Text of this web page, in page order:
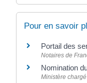
Pour en savoir
Portail des
Notaires de
Nomination
Ministère